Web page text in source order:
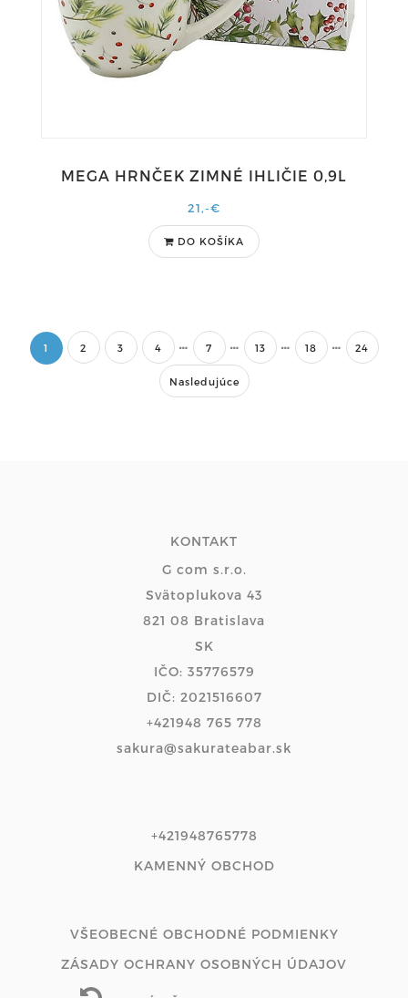
MEGA HRNČEK ZIMNÉ IHLIČIE 0,9L
21,-€
DO KOŠÍKA
1 2 3 4 7 13 18 24
Nasledujúce
KONTAKT
G com s.r.o.
Svätoplukova 43
821 08 Bratislava
SK
IČO: 35776579
DIČ: 2021516607
+421948 765 778
sakura@sakurateabar.sk
+421948765778
KAMENNÝ OBCHOD
VŠEOBECNÉ OBCHODNÉ PODMIENKY
ZÁSADY OCHRANY OSOBNÝCH ÚDAJOV